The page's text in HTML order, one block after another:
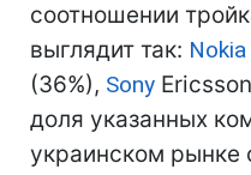
соотношении
выглядит так: Nokia
(36%), Sony
доля указанных
украинском рынке